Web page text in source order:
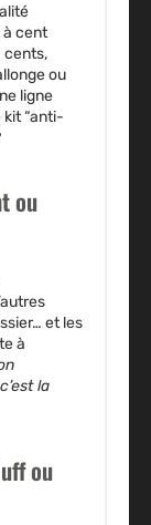
à cent
cents,
ou
ligne
kit “anti-
ou
et les
à
la
ou